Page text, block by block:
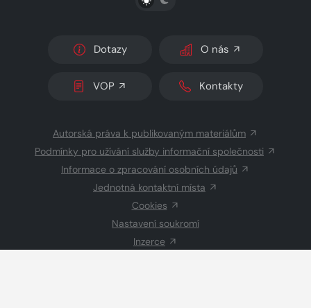
Dotazy O nás
VOP Kontakty
Autorská práva k publikovaným materiálům
Podmínky pro užívání služby informační společnosti
Informace o zpracování osobních údajů
Jednotná kontaktní místa
Cookies
Nastavení soukromí
Inzerce